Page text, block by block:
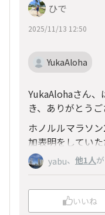
ひで
2025/11/13 12:50
YukaAloha
YukaAlohaさん
き、ありがとう
ホノルルマラソ
加表明をしてい
空きはあります
望とのこと、こ
そして、何と！
かと言います😍✨
yabu、 他1人
いいね